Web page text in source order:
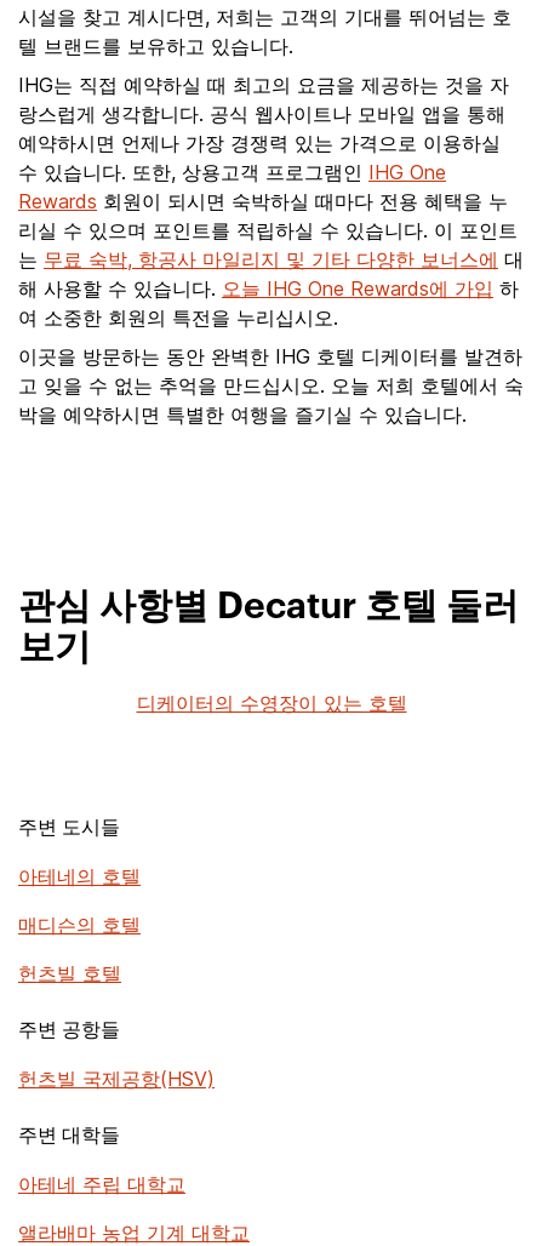
시설을 찾고 계시다면, 저희는 고객의 기대를 뛰어넘는 호
텔 브랜드를 보유하고 있습니다.
IHG는 직접 예약하실 때 최고의 요금을 제공하는 것을 자
랑스럽게 생각합니다. 공식 웹사이트나 모바일 앱을 통해
예약하시면 언제나 가장 경쟁력 있는 가격으로 이용하실
수 있습니다. 또한, 상용고객 프로그램인 IHG One
Rewards 회원이 되시면 숙박하실 때마다 전용 혜택을 누
리실 수 있으며 포인트를 적립하실 수 있습니다. 이 포인트
는 무료 숙박, 항공사 마일리지 및 기타 다양한 보너스에 대
해 사용할 수 있습니다. 오늘 IHG One Rewards에 가입 하
여 소중한 회원의 특전을 누리십시오.
이곳을 방문하는 동안 완벽한 IHG 호텔 디케이터를 발견하
고 잊을 수 없는 추억을 만드십시오. 오늘 저희 호텔에서 숙
박을 예약하시면 특별한 여행을 즐기실 수 있습니다.
관심 사항별 Decatur 호텔 둘러
보기
디케이터의 수영장이 있는 호텔
주변 도시들
아테네의 호텔
매디슨의 호텔
헌츠빌 호텔
주변 공항들
헌츠빌 국제공항(HSV)
주변 대학들
아테네 주립 대학교
앨라배마 농업 기계 대학교